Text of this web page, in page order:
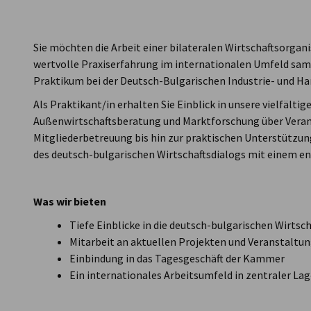
Sie möchten die Arbeit einer bilateralen
wertvolle Praxiserfahrung im internationalen Umfeld
Praktikum bei der Deutsch-Bulgarischen Industrie- und
Als Praktikant/in erhalten Sie Einblick in unsere
Außenwirtschaftsberatung und Marktforschung über
Mitgliederbetreuung bis hin zur praktischen
des deutsch-bulgarischen Wirtschaftsdialogs mit einem
Was wir bieten
Tiefe Einblicke in die deutsch-bulgarischen
Mitarbeit an aktuellen Projekten und
Einbindung in das Tagesgeschäft der Kammer
Ein internationales Arbeitsumfeld in zentraler